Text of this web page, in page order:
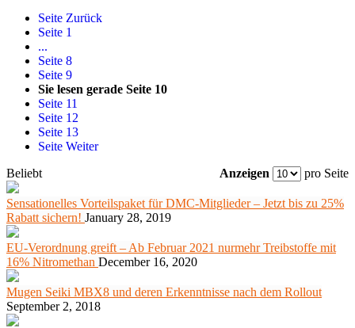
Seite Zurück
Seite 1
...
Seite 8
Seite 9
Sie lesen gerade Seite 10
Seite 11
Seite 12
Seite 13
Seite Weiter
Anzeigen
pro Seite
Beliebt
Sensationelles Vorteilspaket für DMC-Mitglieder – Jetzt bis zu 25%
Rabatt sichern! January 28, 2019
EU-Verordnung greift – Ab Februar 2021 nurmehr Treibstoffe mit
16% Nitromethan December 16, 2020
Mugen Seiki MBX8 und deren Erkenntnisse nach dem Rollout
September 2, 2018